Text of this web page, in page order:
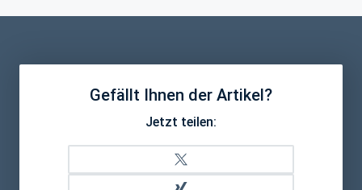
Gefällt Ihnen der Artikel?
Jetzt teilen: